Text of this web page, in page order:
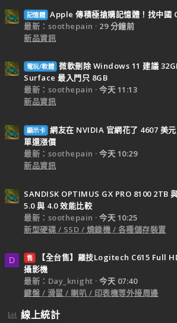
記憶體 Apple 傳積極搶購記憶體！找中國
最新：soothepain
29 分鐘前
新品資訊
電玩/軟體 微軟刪除 Windows 11 建議
Surface 最入門只 8GB
最新：soothepain
今天 11:13
新品資訊
顯示卡 網友在 NVIDIA 官網花了 4607 美
單還漲價
最新：soothepain
今天 10:29
新品資訊
SANDISK OPTIMUS GX PRO 8100 2TB
5.0 與 4.0 效能比較
最新：soothepain
今天 10:25
新型硬碟 / SSD / 燒錄機 / 各種儲存裝置
D 售
【全台售】羅技Logitech C615 Full
攝影機
最新：Day_knight
今天 07:40
鍵盤 / 滑鼠 / 喇叭 / 印表機等外接周邊
線上統計